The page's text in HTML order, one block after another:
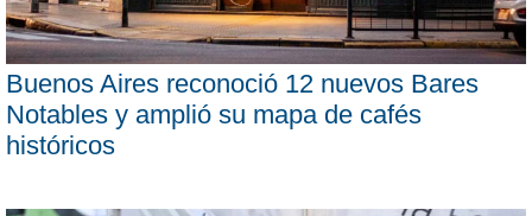
Buenos Aires reconoció 12 nuevos Bares
Notables y amplió su mapa de cafés
históricos